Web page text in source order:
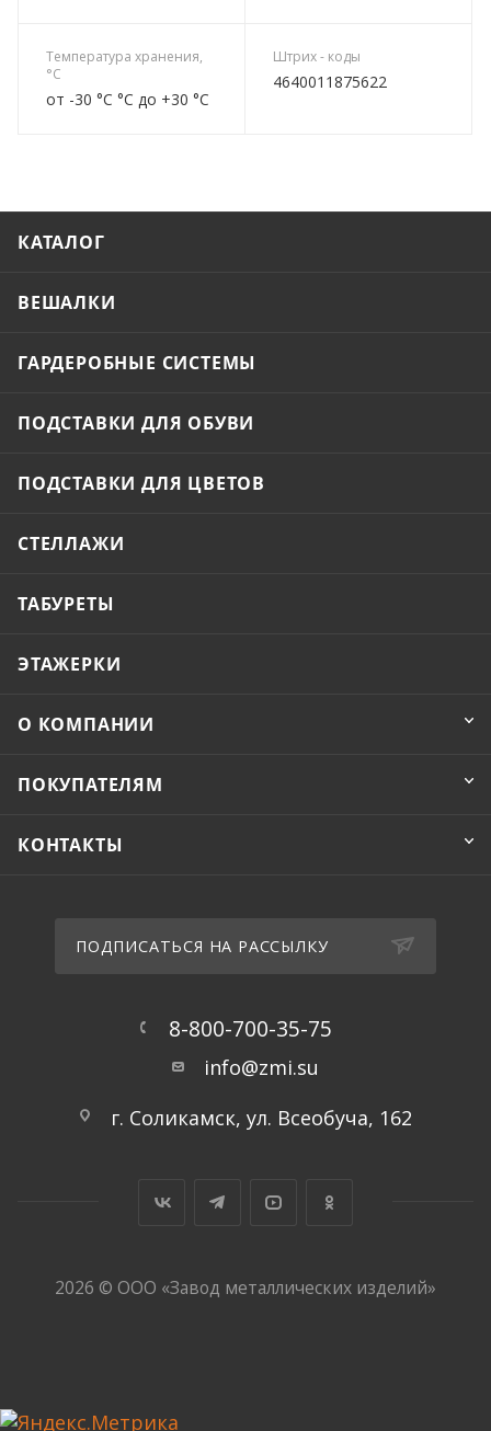
Температура хранения,
°C
от -30 °C °C до +30 °C
Штрих - коды
4640011875622
КАТАЛОГ
ВЕШАЛКИ
ГАРДЕРОБНЫЕ СИСТЕМЫ
ПОДСТАВКИ ДЛЯ ОБУВИ
ПОДСТАВКИ ДЛЯ ЦВЕТОВ
СТЕЛЛАЖИ
ТАБУРЕТЫ
ЭТАЖЕРКИ
О КОМПАНИИ
ПОКУПАТЕЛЯМ
КОНТАКТЫ
ПОДПИСАТЬСЯ НА РАССЫЛКУ
8-800-700-35-75
info@zmi.su
г. Соликамск, ул. Всеобуча, 162
2026 © ООО «Завод металлических изделий»